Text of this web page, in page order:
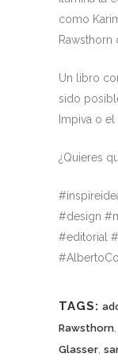
como
Rawsthorn
Un libro
sido
Impiva o el
¿Quieres
#design
#editorial
TAGS:
Rawsthorn
Glasser